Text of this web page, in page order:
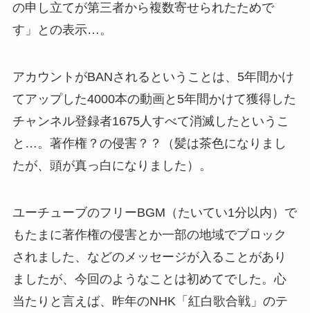
の申し立てが第三者から複数寄せられたためで
す」との表示…。
アカウントがBANされるということは、5年間かけ
てアップした4000本の動画と5年間かけて獲得した
チャンネル登録者1675人すべて消滅したというこ
と…。著作権？の侵害？？（髪は茶色になりまし
たが、頭が真っ白になりました）。
ユーチューブのフリーBGM（たいてい1分以内）で
もたまに著作権の侵害とか一部の地域でブロック
されました、などのメッセージが入ることがあり
ましたが、今回のようなことは初めてでした。心
当たりと言えば、昨年のNHK「紅白歌合戦」のテ